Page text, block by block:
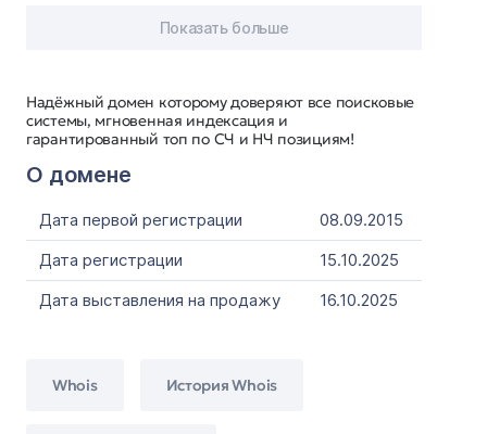
Надёжный домен которому доверяют все поисковые
системы, мгновенная индексация и
гарантированный топ по СЧ и НЧ позициям!
О домене
Дата первой регистрации
08.09.2015
Дата регистрации
15.10.2025
Дата выставления на продажу
16.10.2025
Whois История Whois
Показать больше